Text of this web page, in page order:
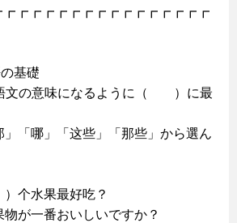
基礎
の意味になるように（ ）に最
哪」「这些」「那些」から選ん
水果最好吃？
一番おいしいですか？